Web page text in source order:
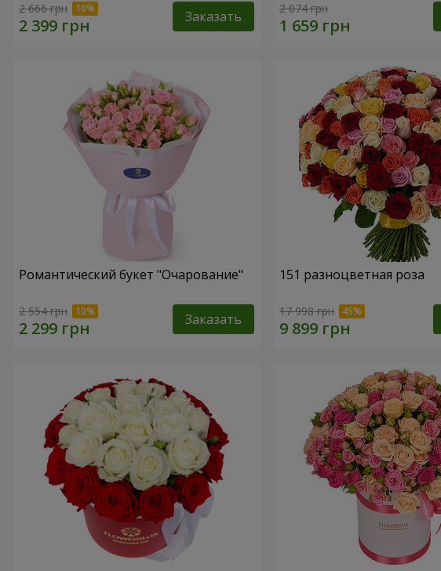
2 666 грн Заказать 2 074 грн
Романтический букет "Очарование"
2 554 грн Заказать
151 разноцветная роза
17 998 грн